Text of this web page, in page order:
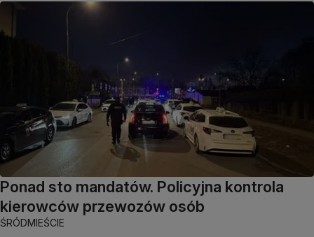
Ponad sto mandatów. Policyjna kontrola
kierowców przewozów osób
ŚRÓDMIEŚCIE